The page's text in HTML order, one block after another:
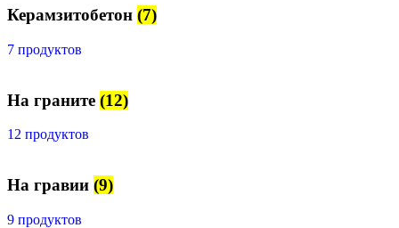
Керамзитобетон (7)
7 продуктов
На граните (12)
12 продуктов
На гравии (9)
9 продуктов